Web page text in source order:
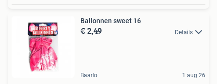
Ballonnen sweet 16
€ 2,49 Details
Baarlo 1 aug 26